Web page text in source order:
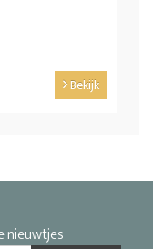
Bekijk
nieuwtjes